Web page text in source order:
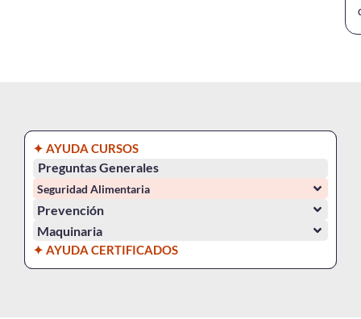
✦ AYUDA CURSOS
Preguntas Generales
Seguridad Alimentaria
Prevención
Maquinaria
✦ AYUDA CERTIFICADOS